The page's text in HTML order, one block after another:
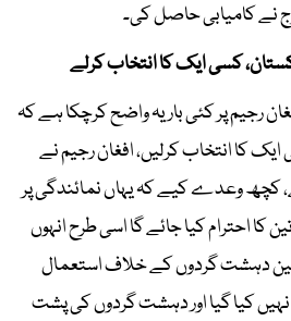
نے کامیابی حاصل کی۔
کسی ایک کا انتخاب کرلے
رجیم پر کئی بار یہ واضح کرچکا ہے کہ
کا انتخاب کرلیں، افغان رجیم نے
کچھ وعدے کیے کہ یہاں نمائندگی پر
کا احترام کیا جائے گا اسی طرح انہوں
دہشت گردوں کے خلاف استعمال
کیا گیا اور دہشت گردوں کی پشت